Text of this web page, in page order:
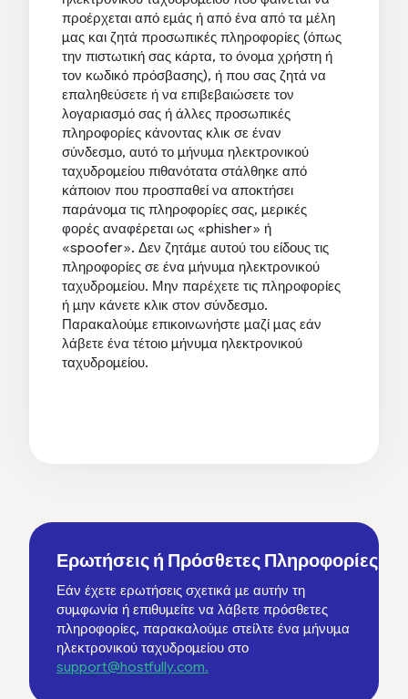
προέρχεται από εμάς ή από ένα από τα μέλη
μας και ζητά προσωπικές πληροφορίες (όπως
την πιστωτική σας κάρτα, το όνομα χρήστη ή
τον κωδικό πρόσβασης), ή που σας ζητά να
επαληθεύσετε ή να επιβεβαιώσετε τον
λογαριασμό σας ή άλλες προσωπικές
πληροφορίες κάνοντας κλικ σε έναν
σύνδεσμο, αυτό το μήνυμα ηλεκτρονικού
ταχυδρομείου πιθανότατα στάλθηκε από
κάποιον που προσπαθεί να αποκτήσει
παράνομα τις πληροφορίες σας, μερικές
φορές αναφέρεται ως «phisher» ή
«spoofer». Δεν ζητάμε αυτού του είδους τις
πληροφορίες σε ένα μήνυμα ηλεκτρονικού
ταχυδρομείου. Μην παρέχετε τις πληροφορίες
ή μην κάνετε κλικ στον σύνδεσμο.
Παρακαλούμε επικοινωνήστε μαζί μας εάν
λάβετε ένα τέτοιο μήνυμα ηλεκτρονικού
ταχυδρομείου.
Ερωτήσεις ή Πρόσθετες Πληροφορίες
Εάν έχετε ερωτήσεις σχετικά με αυτήν τη
συμφωνία ή επιθυμείτε να λάβετε πρόσθετες
πληροφορίες, παρακαλούμε στείλτε ένα μήνυμα
ηλεκτρονικού ταχυδρομείου στο
support@hostfully.com.